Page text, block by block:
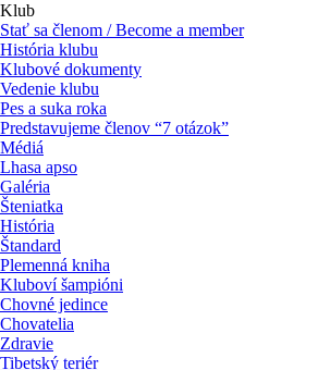
Klub
Stať sa členom / Become a member
História klubu
Klubové dokumenty
Vedenie klubu
Pes a suka roka
Predstavujeme členov “7 otázok”
Médiá
Lhasa apso
Galéria
Šteniatka
História
Štandard
Plemenná kniha
Kluboví šampióni
Chovné jedince
Chovatelia
Zdravie
Tibetský teriér